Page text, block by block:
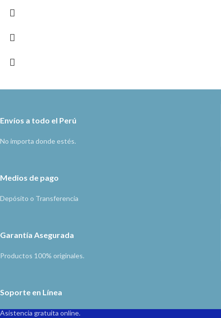
Envíos a todo el Perú
No importa donde estés.
Medios de pago
Depósito o Transferencia
Garantía Asegurada
Productos 100% originales.
Soporte en Línea
Asistencia gratuita online.